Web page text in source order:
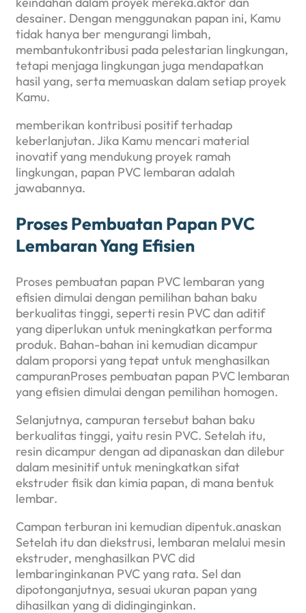
desainer. Dengan menggunakan papan ini, Kamu
tidak hanya ber mengurangi limbah,
membantukontribusi pada pelestarian lingkungan,
tetapi menjaga lingkungan juga mendapatkan
hasil yang, serta memuaskan dalam setiap proyek
Kamu.
memberikan kontribusi positif terhadap
keberlanjutan. Jika Kamu mencari material
inovatif yang mendukung proyek ramah
lingkungan, papan PVC lembaran adalah
jawabannya.
Proses Pembuatan Papan PVC
Lembaran Yang Efisien
Proses pembuatan papan PVC lembaran yang
efisien dimulai dengan pemilihan bahan baku
berkualitas tinggi, seperti resin PVC dan aditif
yang diperlukan untuk meningkatkan performa
produk. Bahan-bahan ini kemudian dicampur
dalam proporsi yang tepat untuk menghasilkan
campuranProses pembuatan papan PVC lembaran
yang efisien dimulai dengan pemilihan homogen.
Selanjutnya, campuran tersebut bahan baku
berkualitas tinggi, yaitu resin PVC. Setelah itu,
resin dicampur dengan ad dipanaskan dan dilebur
dalam mesinitif untuk meningkatkan sifat
ekstruder fisik dan kimia papan, di mana bentuk
lembar.
Campan terburan ini kemudian dipentuk.anaskan
Setelah itu dan diekstrusi, lembaran melalui mesin
ekstruder, menghasilkan PVC did
lembaringinkanan PVC yang rata. Sel dan
dipotonganjutnya, sesuai ukuran papan yang
dihasilkan yang di didinginginkan.